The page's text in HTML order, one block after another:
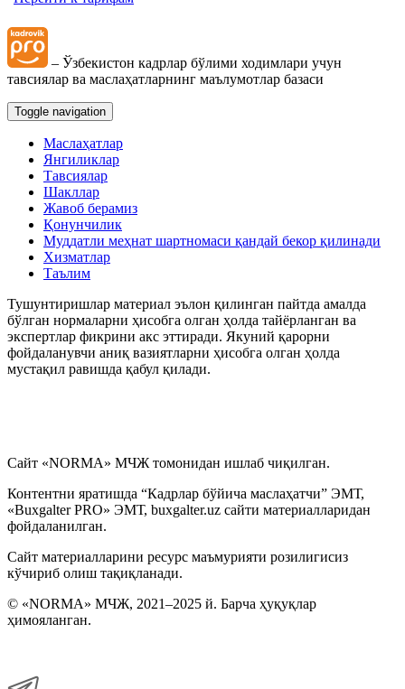
– Ўзбекистон кадрлар бўлими ходимлари учун
тавсиялар ва маслаҳатларнинг маълумотлар базаси
Toggle navigation
Маслаҳатлар
Янгиликлар
Тавсиялар
Шакллар
Жавоб берамиз
Қонунчилик
Муддатли меҳнат шартномаси қандай бекор қилинади
Хизматлар
Таълим
Тушунтиришлар материал эълон қилинган пайтда амалда
бўлган нормаларни ҳисобга олган ҳолда тайёрланган ва
экспертлар фикрини акс эттиради. Якуний қарорни
фойдаланувчи аниқ вазиятларни ҳисобга олган ҳолда
мустақил равишда қабул қилади.
Сайт «NORMA» МЧЖ томонидан ишлаб чиқилган.
Контентни яратишда “Кадрлар бўйича маслаҳатчи” ЭМТ,
«Buxgalter PRO» ЭМТ, buxgalter.uz сайти материалларидан
фойдаланилган.
Сайт материалларини ресурс маъмурияти розилигисиз
кўчириб олиш тақиқланади.
© «NORMA» МЧЖ, 2021–2025 й. Барча ҳуқуқлар
ҳимояланган.